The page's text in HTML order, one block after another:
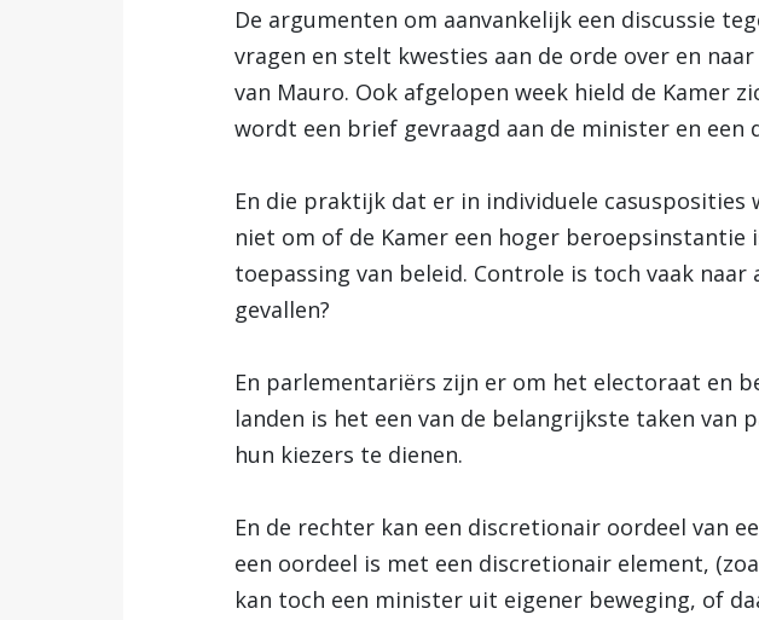
De argumenten om aanvankelijk een discussie
vragen en stelt kwesties aan de orde over en
van Mauro. Ook afgelopen week hield de Kamer
wordt een brief gevraagd aan de minister en een
En die praktijk dat er in individuele
niet om of de Kamer een hoger
toepassing van beleid. Controle is toch vaak
gevallen?
En parlementariërs zijn er om het electoraat en
landen is het een van de belangrijkste taken van
hun kiezers te dienen.
En de rechter kan een discretionair oordeel van
een oordeel is met een discretionair element,
kan toch een minister uit eigener beweging, of